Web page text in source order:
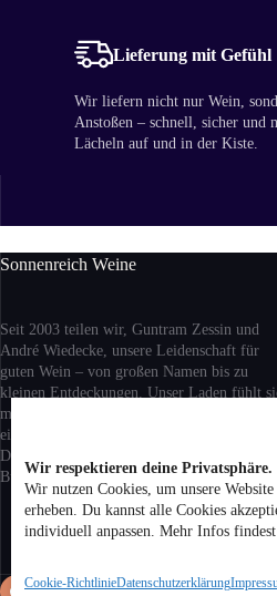
Wir respektieren deine Privatsphäre.
Wir nutzen Cookies, um unsere
erheben. Du kannst alle Cookies
individuell anpassen. Mehr Infos
Cookie-RichtlinieDatenschutzerklärung
Lieferung mit Gefühl
Wir liefern nicht nur Wein,
Anstoßen – schnell, sicher und
Lächeln auf und in der Kiste.
Sonnenreich Weine
Seit 2003 teilen wir, Guntram Zessin und
André Wiedecke, unsere Leidenschaft für
guten Wein – von großen Namen bis zu
kleinen Entdeckungen. Unser Laden fühlt
mehr nach Wohnzimmer als nach Geschäft
ein Ort zum Ankommen, Probieren und
Dableiben. Ob aus Berlin, Bordeaux oder
Buenos Aires – bei uns bist du willkommen.